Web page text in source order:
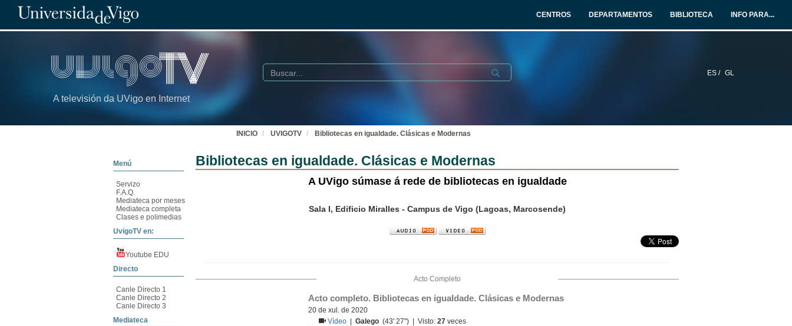
CENTROS DEPARTAMENTOS BIBLIOTECA INFO PARA...
A televisión da UVigo en Internet
ES / GL
Buscar Submit
INICIO UVIGOTV Bibliotecas en igualdade. Clásicas e Modernas
Menú
Servizo
F.A.Q.
Mediateca por meses
Mediateca completa
Clases e polimedias
UvigoTV en:
Youtube EDU
Directo
Canle Directo 1
Canle Directo 2
Canle Directo 3
Mediateca
Bibliotecas en igualdade. Clásicas e Modernas
A UVigo súmase á rede de bibliotecas en igualdade
Sala I, Edificio Miralles - Campus de Vigo (Lagoas, Marcosende)
Acto Completo
Acto completo. Bibliotecas en igualdade. Clásicas e Modernas
20 de xul. de 2020
Vídeo
|Galego (43' 27'') | Visto:27 veces